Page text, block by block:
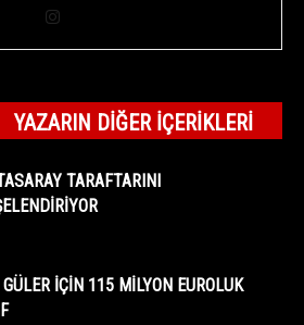
YAZARIN DIĞER İÇERIKLERI
TARAFTARINI
İÇİN 115 MİLYON EUROLUK